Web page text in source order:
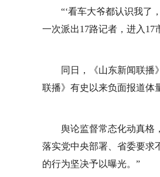
“‘看车大爷都认识我了
一次派出17路记者，进入17
同日，《山东新闻联播
联播》有史以来负面报道体
舆论监督常态化动真格
落实党中央部署、省委要求
的行为坚决予以曝光。”